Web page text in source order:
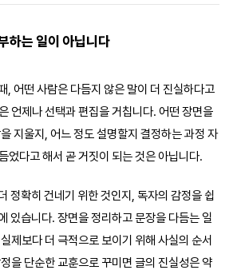
하는 일이 아닙니다
, 어떤 사람은 다듬지 않은 말이 더 진실하다고
언제나 선택과 편집을 거칩니다. 어떤 장면을
지울지, 어느 정도 설명할지 결정하는 과정 자
었다고 해서 곧 거짓이 되는 것은 아닙니다.
정확히 건네기 위한 것인지, 독자의 감정을 쉽
있습니다. 장면을 정리하고 문장을 다듬는 일
제보다 더 극적으로 보이기 위해 사실의 순서
을 단순한 교훈으로 꾸미면 글의 진실성은 약